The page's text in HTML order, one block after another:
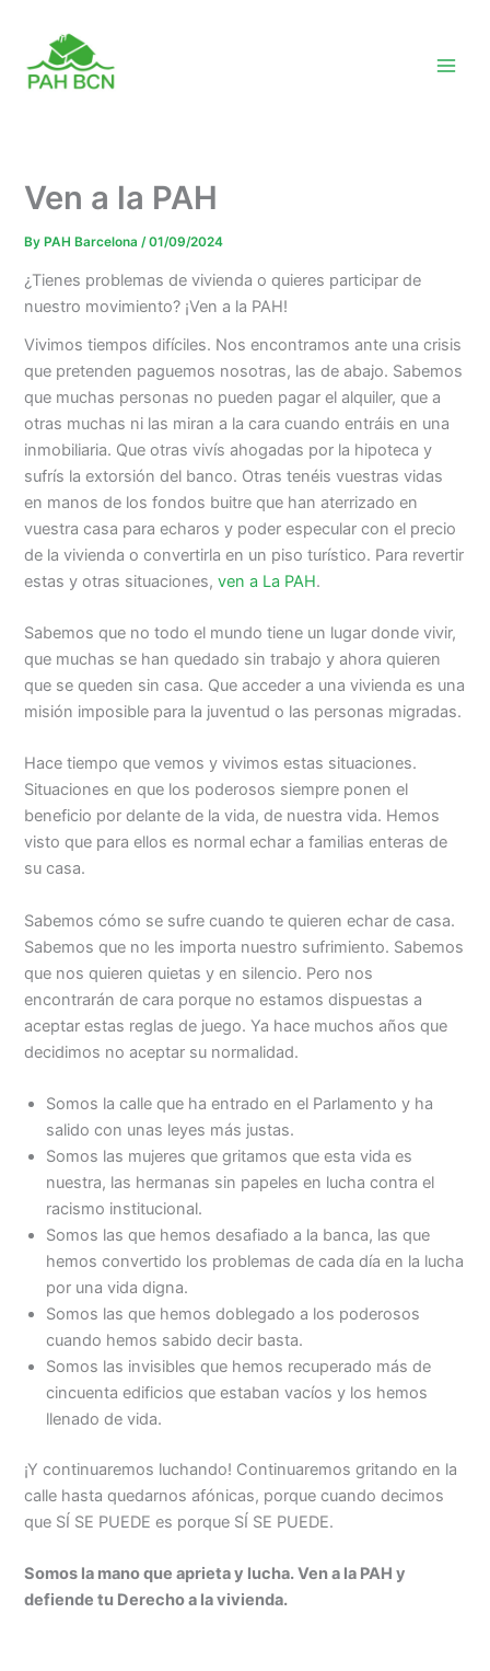
content
Ven a la PAH
By PAH Barcelona/01/09/2024
¿Tienes problemas de vivienda o quieres participar de
nuestro movimiento? ¡Ven a la PAH!
Vivimos tiempos difíciles. Nos encontramos ante una crisis
que pretenden paguemos nosotras, las de abajo. Sabemos
que muchas personas no pueden pagar el alquiler, que a
otras muchas ni las miran a la cara cuando entráis en una
inmobiliaria. Que otras vivís ahogadas por la hipoteca y
sufrís la extorsión del banco. Otras tenéis vuestras vidas
en manos de los fondos buitre que han aterrizado en
vuestra casa para echaros y poder especular con el precio
de la vivienda o convertirla en un piso turístico. Para revertir
estas y otras situaciones,ven a La PAH.
Sabemos que no todo el mundo tiene un lugar donde vivir,
que muchas se han quedado sin trabajo y ahora quieren
que se queden sin casa. Que acceder a una vivienda es una
misión imposible para la juventud o las personas migradas.
Hace tiempo que vemos y vivimos estas situaciones.
Situaciones en que los poderosos siempre ponen el
beneficio por delante de la vida, de nuestra vida. Hemos
visto que para ellos es normal echar a familias enteras de
su casa.
Sabemos cómo se sufre cuando te quieren echar de casa.
Sabemos que no les importa nuestro sufrimiento. Sabemos
que nos quieren quietas y en silencio. Pero nos
encontrarán de cara porque no estamos dispuestas a
aceptar estas reglas de juego. Ya hace muchos años que
decidimos no aceptar su normalidad.
Somos la calle que ha entrado en el Parlamento y ha
salido con unas leyes más justas.
Somos las mujeres que gritamos que esta vida es
nuestra, las hermanas sin papeles en lucha contra el
racismo institucional.
Somos las que hemos desafiado a la banca, las que
hemos convertido los problemas de cada día en la lucha
por una vida digna.
Somos las que hemos doblegado a los poderosos
cuando hemos sabido decir basta.
Somos las invisibles que hemos recuperado más de
cincuenta edificios que estaban vacíos y los hemos
llenado de vida.
¡Y continuaremos luchando! Continuaremos gritando en la
calle hasta quedarnos afónicas, porque cuando decimos
que SÍ SE PUEDE es porque SÍ SE PUEDE.
Somos la mano que aprieta y lucha. Ven a la PAH y
defiende tu Derecho a la vivienda.